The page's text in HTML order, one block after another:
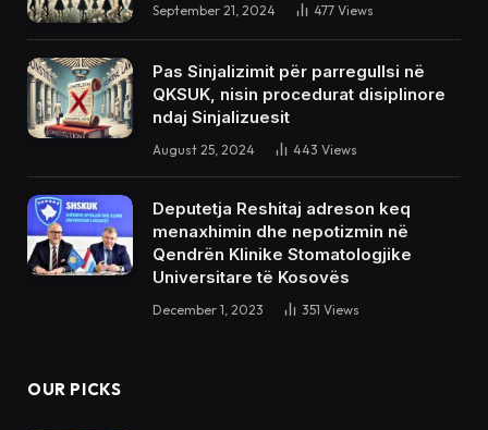
September 21, 2024 477 Views
Pas Sinjalizimit për parregullsi në
QKSUK, nisin procedurat disiplinore
ndaj Sinjalizuesit
August 25, 2024 443 Views
Deputetja Reshitaj adreson keq
menaxhimin dhe nepotizmin në
Qendrën Klinike Stomatologjike
Universitare të Kosovës
December 1, 2023 351 Views
OUR PICKS